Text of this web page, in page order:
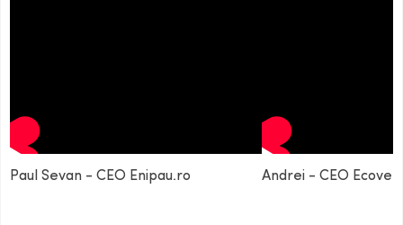
Paul Sevan - CEO Enipau.ro Andrei - CEO